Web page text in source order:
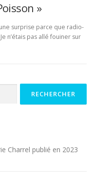
»
surprise parce que radio-
n’étais pas allé fouiner sur
Charrel publié en 2023